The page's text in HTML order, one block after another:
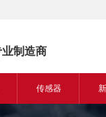
制造商
传感器